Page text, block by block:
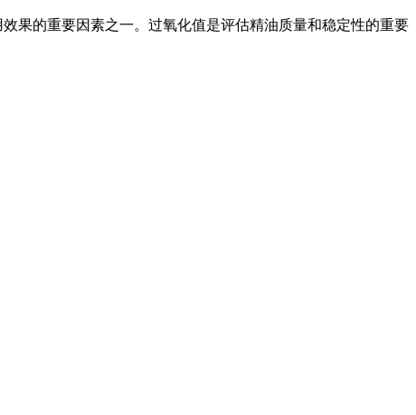
果的重要因素之一。过氧化值是评估精油质量和稳定性的重要